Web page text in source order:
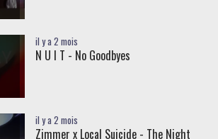
il y a 2 mois
N U I T - No Goodbyes
il y a 2 mois
Zimmer x Local Suicide - The Night